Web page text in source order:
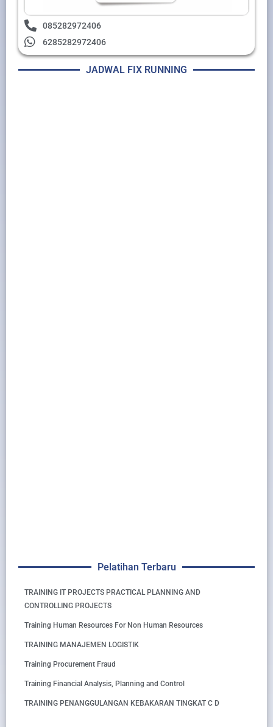
085282972406
6285282972406
JADWAL FIX RUNNING
Pelatihan Terbaru
TRAINING IT PROJECTS PRACTICAL PLANNING AND
CONTROLLING PROJECTS
Training Human Resources For Non Human Resources
TRAINING MANAJEMEN LOGISTIK
Training Procurement Fraud
Training Financial Analysis, Planning and Control
TRAINING PENANGGULANGAN KEBAKARAN TINGKAT C D